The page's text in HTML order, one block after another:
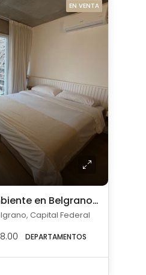
EN VENTA
Venta monoambiente en Belgrano amoblado
Capital Federal
DEPARTAMENTOS